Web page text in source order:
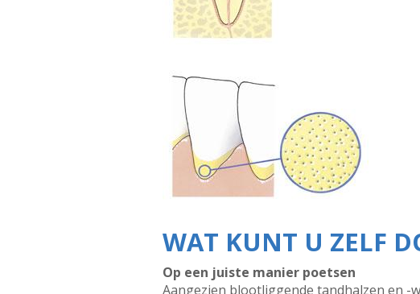
WAT KUNT U ZELF
Op een juiste manier poetsen
Aangezien blootliggende tandhalzen en